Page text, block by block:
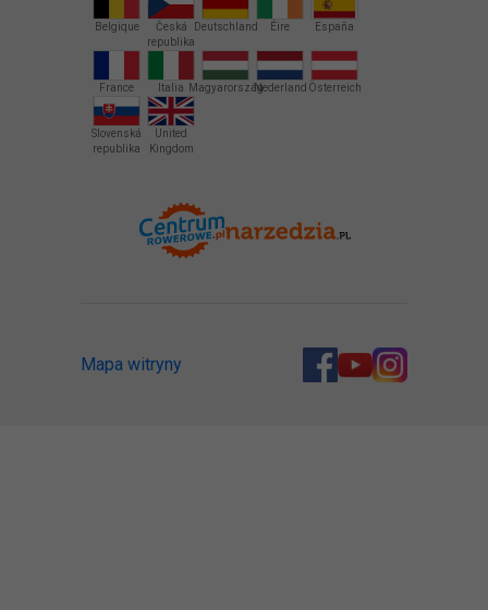
Belgique
Česká
republika
Deutschland Éire España
France Italia MagyarországNederland Österreich
Slovenská
republika
United
Kingdom
Mapa witryny